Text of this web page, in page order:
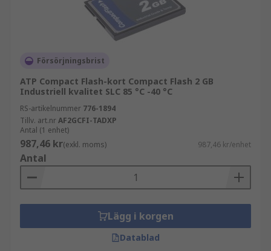
Försörjningsbrist
ATP Compact Flash-kort Compact Flash 2 GB
Industriell kvalitet SLC 85 °C -40 °C
RS-artikelnummer 776-1894
Tillv. art.nrAF2GCFI-TADXP
Antal (1 enhet)
987,46 kr(exkl. moms) 987,46 kr/enhet
Antal
Lägg i korgen
Datablad